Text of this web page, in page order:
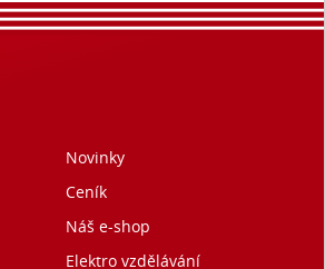
Novinky
Ceník
Náš e-shop
Elektro vzdělávání